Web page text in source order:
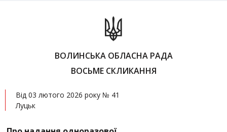
ВОЛИНСЬКА ОБЛАСНА РАДА
ВОСЬМЕ СКЛИКАННЯ
Від 03 лютого 2026 року № 41
Луцьк